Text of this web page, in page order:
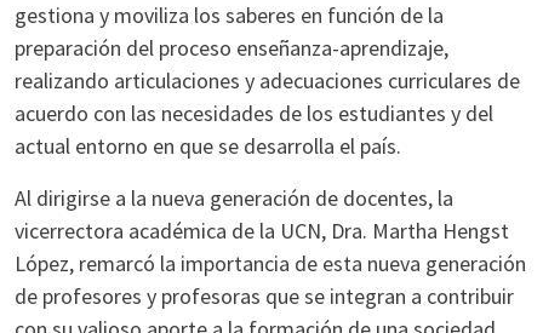
gestiona y moviliza los saberes en función de la
preparación del proceso enseñanza-aprendizaje,
realizando articulaciones y adecuaciones curriculares de
acuerdo con las necesidades de los estudiantes y del
actual entorno en que se desarrolla el país.
Al dirigirse a la nueva generación de docentes, la
vicerrectora académica de la UCN, Dra. Martha Hengst
López, remarcó la importancia de esta nueva generación
de profesores y profesoras que se integran a contribuir